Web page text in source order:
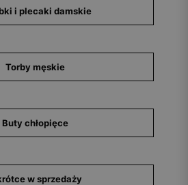
i plecaki damskie
Torby męskie
Buty chłopięce
w sprzedaży